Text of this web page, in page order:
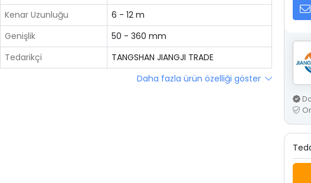
Kenar Uzunluğu
6 - 12 m
Genişlik
50 - 360 mm
Tedarikçi
TANGSHAN JIANGJI TRADE
Daha fazla ürün özelliği göster